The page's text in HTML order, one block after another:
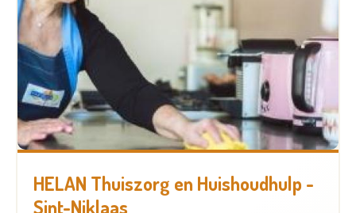
HELAN Thuiszorg en Huishoudhulp -
Sint-Niklaas